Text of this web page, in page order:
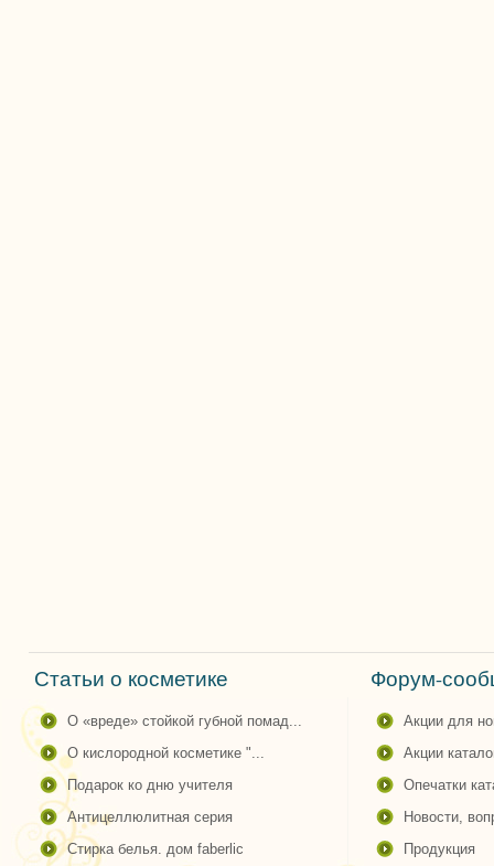
Статьи о косметике
о «вреде» стойкой губной помад...
о кислородной косметике "...
подарок ко дню учителя
антицеллюлитная серия
стирка белья. дом faberlic
Форум-
акции для
акции
опечатки
новости,
продукция